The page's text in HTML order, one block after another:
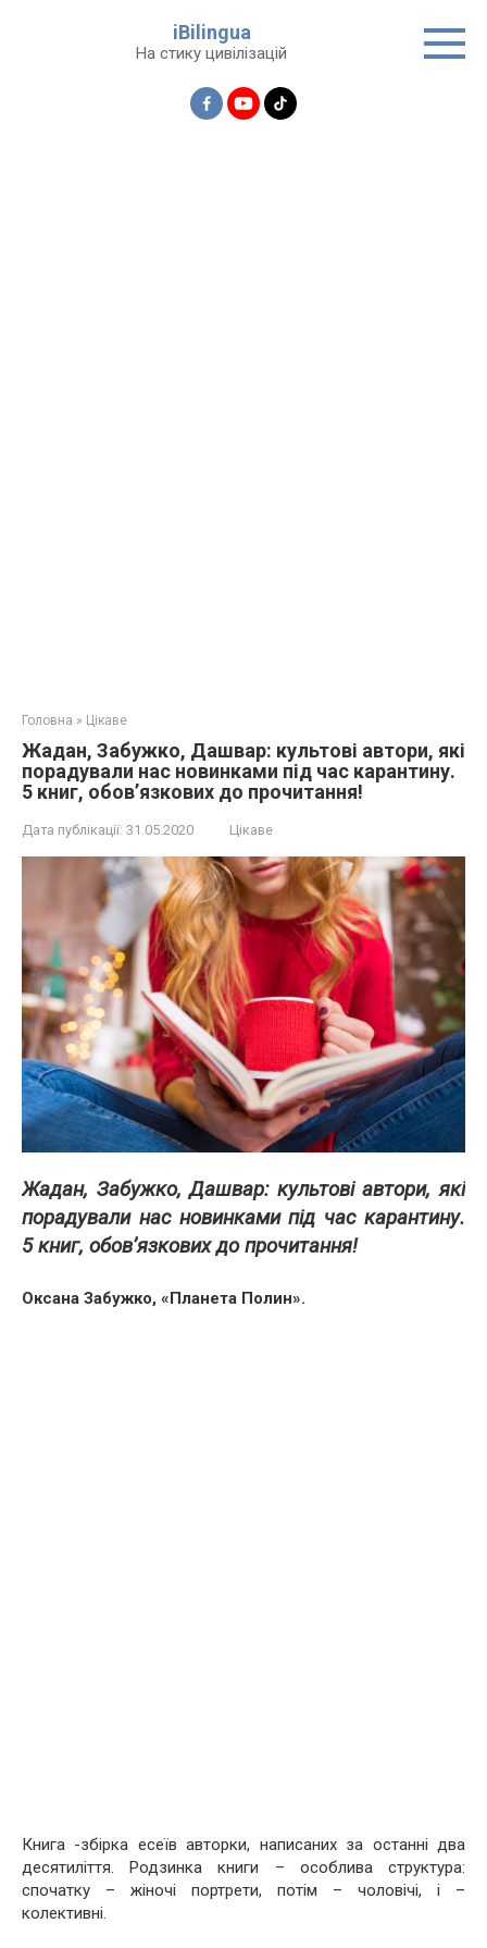
iBilingua
На стику цивілізацій
Головна » Цікаве
Жадан, Забужко, Дашвар: культові автори, які
порадували нас новинками під час карантину.
5 книг, обов’язкових до прочитання!
Дата публікації: 31.05.2020 Цікаве
Жадан, Забужко, Дашвар: культові автори, які
порадували нас новинками під час карантину.
5 книг, обов’язкових до прочитання!
Оксана Забужко, «Планета Полин».
Книга -збірка есеїв авторки, написаних за останні два
десятиліття. Родзинка книги – особлива структура:
спочатку – жіночі портрети, потім – чоловічі, і –
колективні.